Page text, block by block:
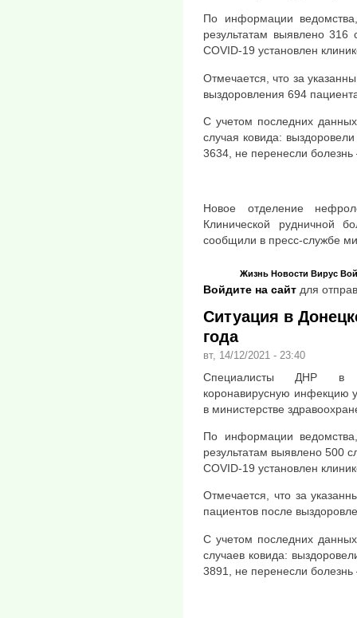
По информации
результатам выявлено 316
COVID-19 установлен
Отмечается, что за
выздоровления 694
С учетом последних
случая ковида:
3634, не перенесли болезнь
Новое отделение
Клинической рудничной
сообщили в пресс-службе
Жизнь Новости Вирус
Войдите на сайт для
Ситуация в
года
вт, 14/12/2021 - 23:40
Специалисты ДНР в
коронавирусную инфекцию
в министерстве
По информации
результатам выявлено 500
COVID-19 установлен
Отмечается, что за
пациентов после
С учетом последних
случаев ковида:
3891, не перенесли болезнь